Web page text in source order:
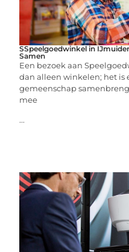
SSpeelgoedwinkel in
Samen
Een bezoek aan
dan alleen winkelen; het is
gemeenschap
mee
...